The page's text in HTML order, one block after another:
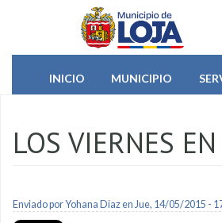
Pasar al contenido principal
INICIO
MUNICIPIO
LOS VIERNES
Enviado porYohana Diazen Jue, 14/05/2015 -